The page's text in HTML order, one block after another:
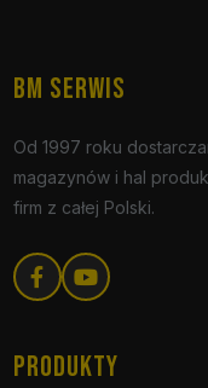
BM SERWIS
Od 1997 roku
magazynów i hal
firm z całej Polski.
PRODUKTY